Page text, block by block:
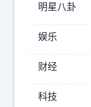
，
难
如
登
天
！
每
明星八卦
娱乐
财经
科技